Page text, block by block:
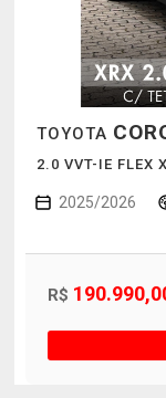
TOYOTA
2.0 VVT-IE FLEX
2025/2026
R$